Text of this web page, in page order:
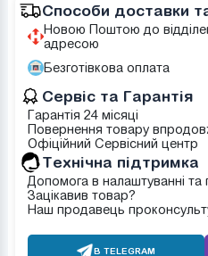
Способи доставки
Новою Поштою до
адресою
Безготівкова оплата
Сервіс та Гарантія
Гарантія 24 місяці
Повернення товару
Офіційний Сервісний центр
Tехнічна підтримка
Допомога в налаштуванні та
Зацікавив товар?
Наш продавець
В TELEGRAM